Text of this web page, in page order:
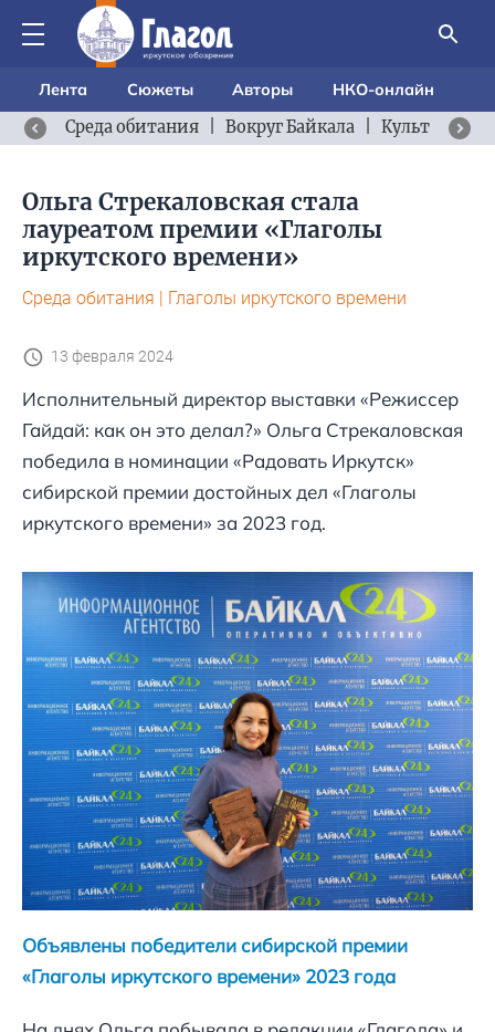
Лента Сюжеты Авторы
НКО-онлайн
Среда обитания
Вокруг Байкала Культурный
Ольга Стрекаловская стала
лауреатом премии «Глаголы
иркутского времени»
Среда обитания | Глаголы иркутского времени
13 февраля 2024
Исполнительный директор выставки «Режиссер
Гайдай: как он это делал?» Ольга Стрекаловская
победила в номинации «Радовать Иркутск»
сибирской премии достойных дел «Глаголы
иркутского времени» за 2023 год.
Объявлены победители сибирской премии
«Глаголы иркутского времени» 2023 года